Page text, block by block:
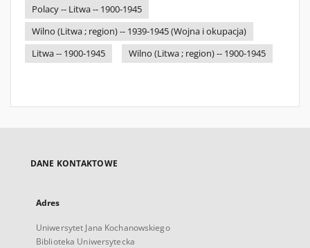
Polacy -- Litwa -- 1900-1945
Wilno (Litwa ; region) -- 1939-1945 (Wojna i okupacja)
Litwa -- 1900-1945
Wilno (Litwa ; region) -- 1900-1945
DANE KONTAKTOWE
Adres
Uniwersytet Jana Kochanowskiego
Biblioteka Uniwersytecka